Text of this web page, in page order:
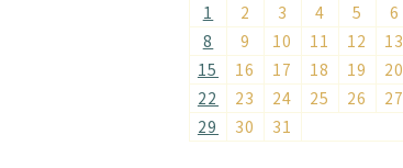
1 2 3 4 5 6
8
9 10 11 12 13
15
16 17 18 19 20
22
23 24 25 26 27
29
30 31